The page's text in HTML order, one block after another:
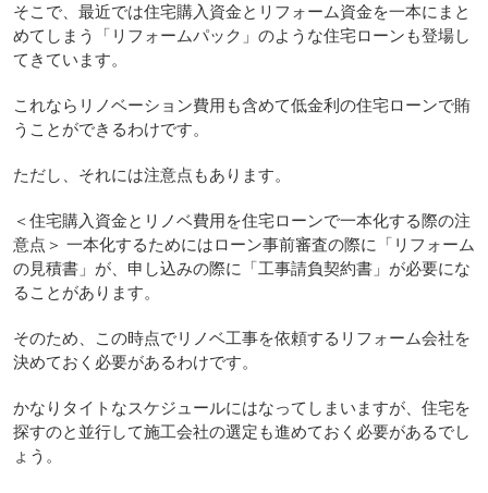
そこで、最近では住宅購入資金とリフォーム資金を一本にまと
めてしまう「リフォームパック」のような住宅ローンも登場し
てきています。
これならリノベーション費用も含めて低金利の住宅ローンで賄
うことができるわけです。
ただし、それには注意点もあります。
＜住宅購入資金とリノベ費用を住宅ローンで一本化する際の注
意点＞ 一本化するためにはローン事前審査の際に「リフォーム
の見積書」が、申し込みの際に「工事請負契約書」が必要にな
ることがあります。
そのため、この時点でリノベ工事を依頼するリフォーム会社を
決めておく必要があるわけです。
かなりタイトなスケジュールにはなってしまいますが、住宅を
探すのと並行して施工会社の選定も進めておく必要があるでし
ょう。